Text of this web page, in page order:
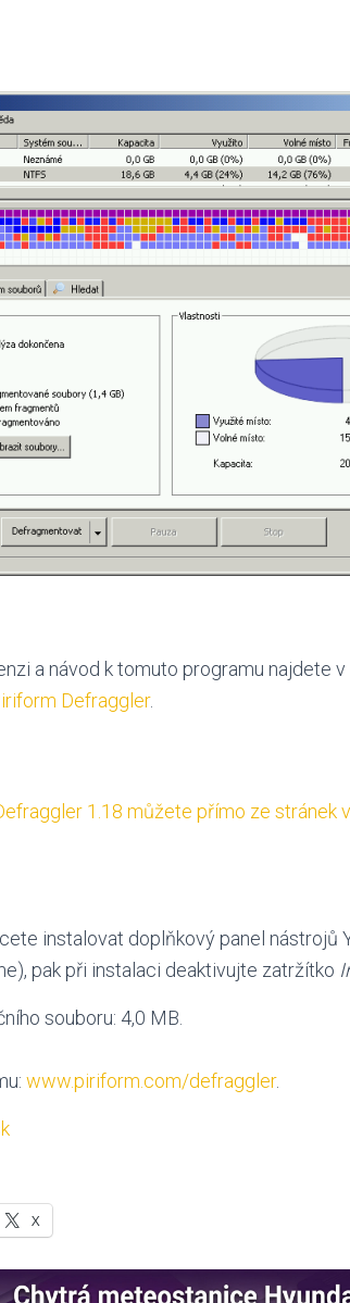
a návod k tomuto programu najdete
Defraggler.
1.18 můžete přímo ze stránek
instalovat doplňkový panel nástrojů
pak při instalaci deaktivujte zatržítko
souboru: 4,0 MB.
www.piriform.com/defraggler.
X